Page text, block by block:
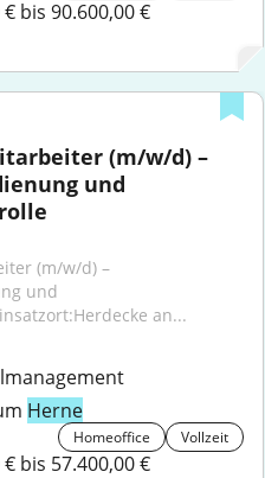
bis 90.600,00 €
(m/w/d) –
und
(m/w/d) –
und
an...
Herne
Homeoffice Vollzeit
bis 57.400,00 €